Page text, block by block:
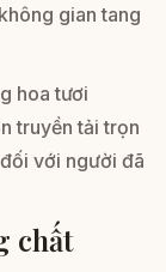
gian tang
hoa tươi
truyền tải trọn
với người đã
chất